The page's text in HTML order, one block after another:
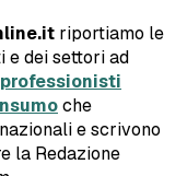
riportiamo le
e dei settori ad
professionisti
che
e scrivono
la Redazione